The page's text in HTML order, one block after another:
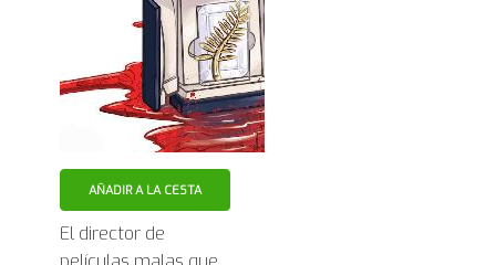
AÑADIR A LA CESTA
El director de